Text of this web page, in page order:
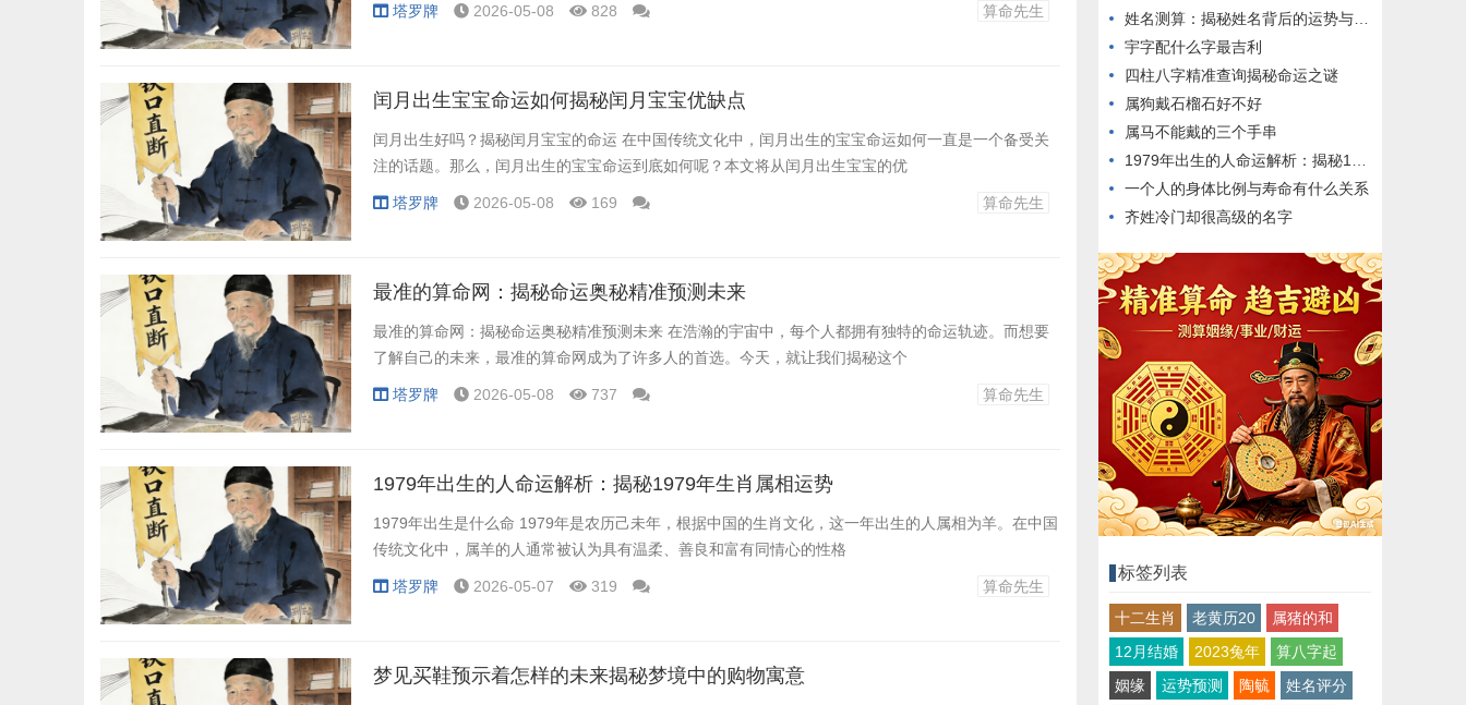
塔罗牌 2026-05-08 828 算命先生
闰月出生宝宝命运如何揭秘闰月宝宝优缺点
闰月出生好吗？揭秘闰月宝宝的命运 在中国传统文化中，闰月出生的宝宝命运如何一直是一个备受关
注的话题。那么，闰月出生的宝宝命运到底如何呢？本文将从闰月出生宝宝的优
塔罗牌 2026-05-08 169 算命先生
最准的算命网：揭秘命运奥秘精准预测未来
最准的算命网：揭秘命运奥秘精准预测未来 在浩瀚的宇宙中，每个人都拥有独特的命运轨迹。而想要
了解自己的未来，最准的算命网成为了许多人的首选。今天，就让我们揭秘这个
塔罗牌 2026-05-08 737 算命先生
1979年出生的人命运解析：揭秘1979年生肖属相运势
1979年出生是什么命 1979年是农历己未年，根据中国的生肖文化，这一年出生的人属相为羊。在中国
传统文化中，属羊的人通常被认为具有温柔、善良和富有同情心的性格
塔罗牌 2026-05-07 319 算命先生
梦见买鞋预示着怎样的未来揭秘梦境中的购物寓意
姓名测算：揭秘姓名背后的运势与性格奥秘
宇字配什么字最吉利
四柱八字精准查询揭秘命运之谜
属狗戴石榴石好不好
属马不能戴的三个手串
1979年出生的人命运解析：揭秘1979年生肖属相运势
一个人的身体比例与寿命有什么关系
齐姓冷门却很高级的名字
标签列表
十二生肖 老黄历20
属猪的和
12月结婚
2023兔年
算八字起
姻缘
运势预测 陶毓
姓名评分